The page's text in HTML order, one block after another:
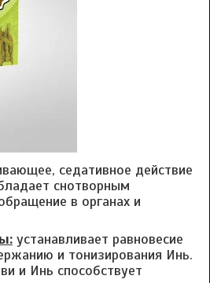
седативное действие
снотворным
в органах и
устанавливает равновесие
и тонизирования Инь.
и Инь способствует